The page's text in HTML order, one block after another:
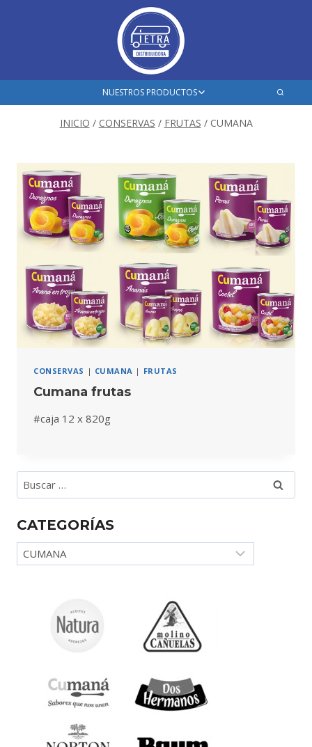
NUESTROS PRODUCTOS
el
menú
INICIO / CONSERVAS / FRUTAS / CUMANA
CONSERVAS | CUMANA | FRUTAS
Cumana frutas
#caja 12 x 820g
Buscar:
CATEGORÍAS
Categorías